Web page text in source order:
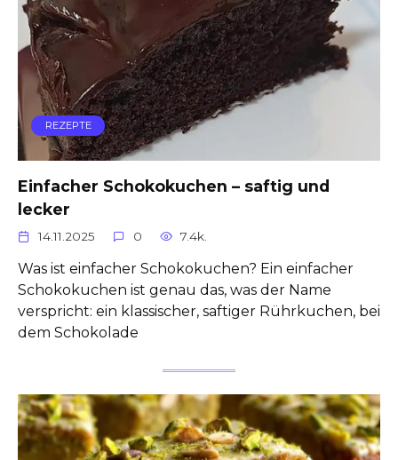
REZEPTE
Einfacher Schokokuchen – saftig und
lecker
14.11.2025 0 7.4k.
Was ist einfacher Schokokuchen? Ein einfacher
Schokokuchen ist genau das, was der Name
verspricht: ein klassischer, saftiger Rührkuchen, bei
dem Schokolade